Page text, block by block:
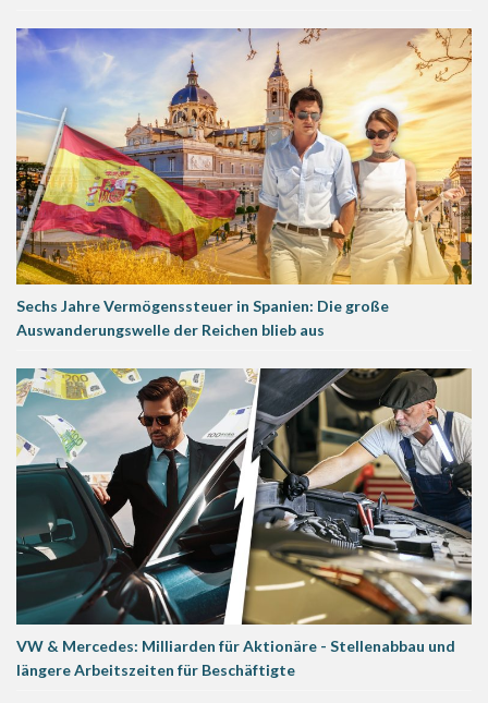
Sechs Jahre Vermögenssteuer in Spanien: Die große
Auswanderungswelle der Reichen blieb aus
VW & Mercedes: Milliarden für Aktionäre - Stellenabbau und
längere Arbeitszeiten für Beschäftigte